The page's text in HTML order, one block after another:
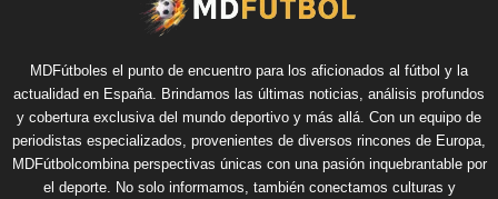
MDFútboles el punto de encuentro para los aficionados al fútbol y la
actualidad en España. Brindamos las últimas noticias, análisis profundos
y cobertura exclusiva del mundo deportivo y más allá. Con un equipo de
periodistas especializados, provenientes de diversos rincones de Europa,
MDFútbolcombina perspectivas únicas con una pasión inquebrantable por
el deporte. No solo informamos, también conectamos culturas y